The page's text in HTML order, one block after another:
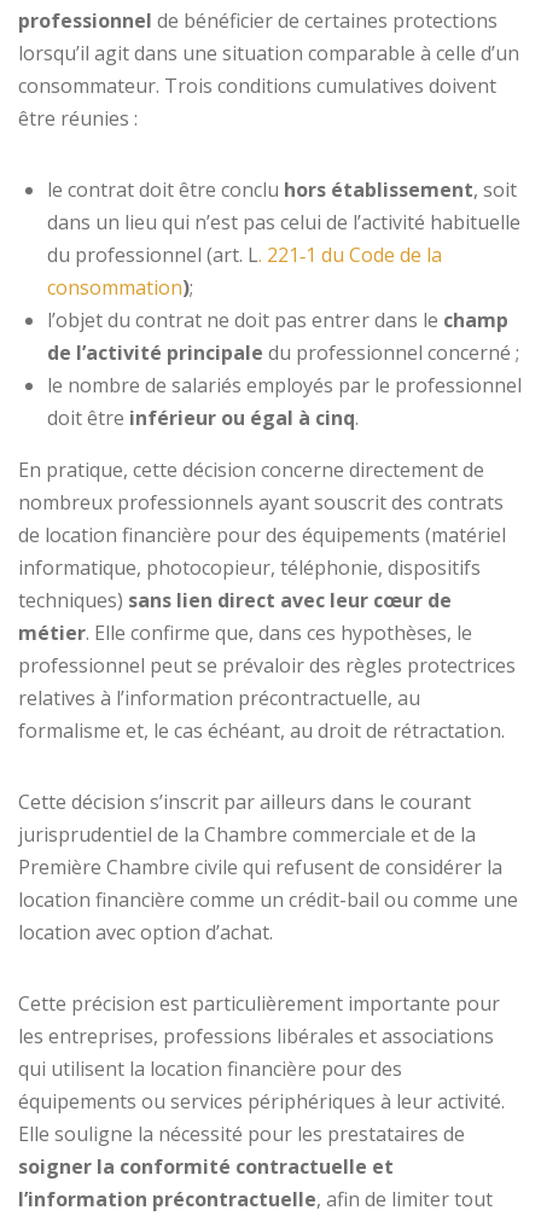
professionnel de bénéficier de certaines protections
lorsqu’il agit dans une situation comparable à celle d’un
consommateur. Trois conditions cumulatives doivent
être réunies :
le contrat doit être conclu hors établissement, soit
dans un lieu qui n’est pas celui de l’activité habituelle
du professionnel (art. L. 221‑1 du Code de la
consommation);
l’objet du contrat ne doit pas entrer dans le champ
de l’activité principale du professionnel concerné ;
le nombre de salariés employés par le professionnel
doit être inférieur ou égal à cinq.
En pratique, cette décision concerne directement de
nombreux professionnels ayant souscrit des contrats
de location financière pour des équipements (matériel
informatique, photocopieur, téléphonie, dispositifs
techniques) sans lien direct avec leur cœur de
métier. Elle confirme que, dans ces hypothèses, le
professionnel peut se prévaloir des règles protectrices
relatives à l’information précontractuelle, au
formalisme et, le cas échéant, au droit de rétractation.
Cette décision s’inscrit par ailleurs dans le courant
jurisprudentiel de la Chambre commerciale et de la
Première Chambre civile qui refusent de considérer la
location financière comme un crédit-bail ou comme une
location avec option d’achat.
Cette précision est particulièrement importante pour
les entreprises, professions libérales et associations
qui utilisent la location financière pour des
équipements ou services périphériques à leur activité.
Elle souligne la nécessité pour les prestataires de
soigner la conformité contractuelle et
l’information précontractuelle, afin de limiter tout